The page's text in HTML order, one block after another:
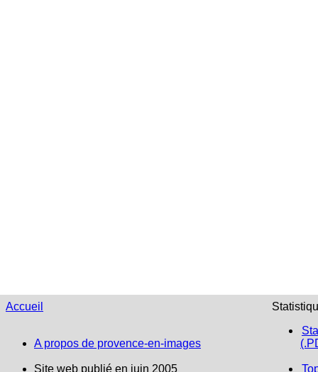
Accueil
A propos de provence-en-images
Site web publié en juin 2005